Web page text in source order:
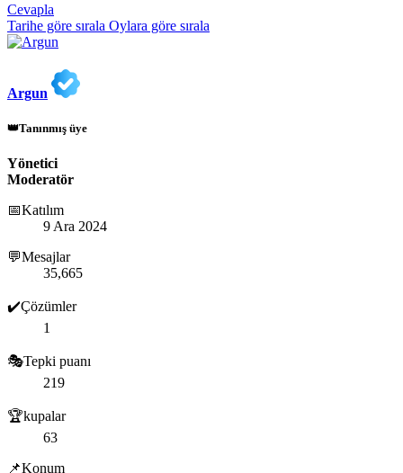
Cevapla
Tarihe göre sırala Oylara göre sırala
Argun
👑Tanınmış üye
Yönetici
Moderatör
📅Katılım
9 Ara 2024
💬Mesajlar
35,665
✔️Çözümler
1
🎭Tepki puanı
219
🏆kupalar
63
📌Konum